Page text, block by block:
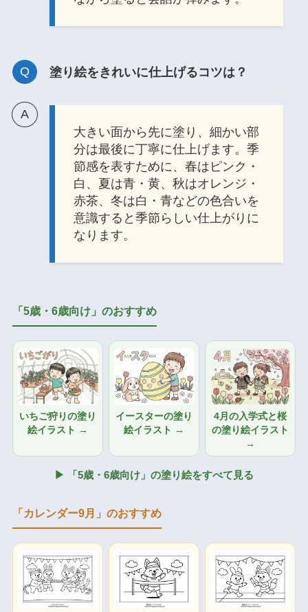
塗り絵をきれいに仕上げるコツは？
大きい面から先に塗り、細かい部
分は最後に丁寧に仕上げます。季
節感を表すために、春はピンク・
白、夏は青・黄、秋はオレンジ・
赤茶、冬は白・青などの色合いを
意識すると季節らしい仕上がりに
なります。
「5歳・6歳向け」のおすすめ
いちご狩りの塗り
絵イラスト →
イースターの塗り
絵イラスト →
4月の入学式と桜
の塗り絵イラスト
→
▶ 「5歳・6歳向け」の塗り絵をすべて見る
「カレンダー9月」のおすすめ